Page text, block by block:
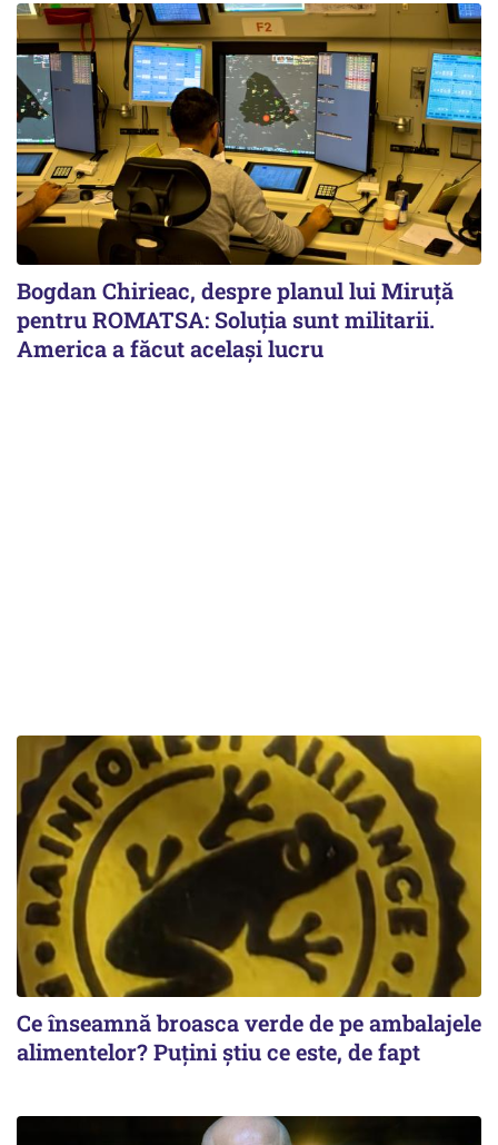
Bogdan Chirieac, despre planul lui Miruță
pentru ROMATSA: Soluția sunt militarii.
America a făcut același lucru
Ce înseamnă broasca verde de pe ambalajele
alimentelor? Puțini știu ce este, de fapt